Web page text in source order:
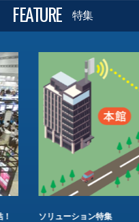
FEATURE 特集
ソリューション特集